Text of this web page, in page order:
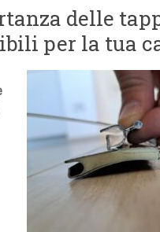
delle
per la tua